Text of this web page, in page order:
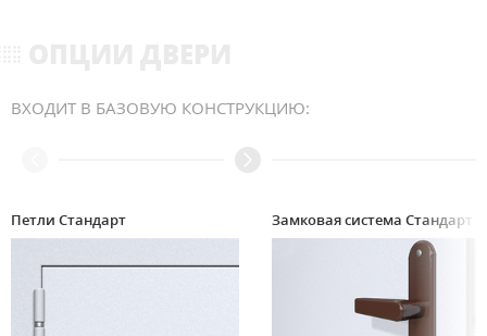
ВХОДИТ В БАЗОВУЮ КОНСТРУКЦИЮ:
Петли Стандарт